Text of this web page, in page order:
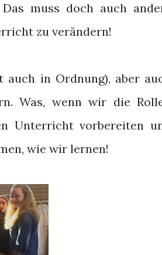
muss doch auch
zu verändern!
in Ordnung), aber
Was, wenn wir die
Unterricht vorbereiten
wie wir lernen!